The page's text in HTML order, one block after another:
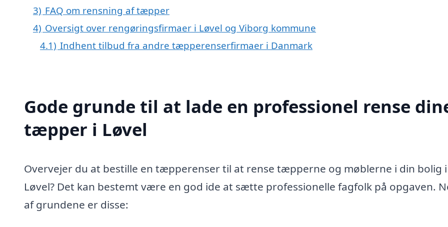
3) FAQ om rensning af tæpper
4) Oversigt over rengøringsfirmaer i Løvel og Viborg kommune
4.1) Indhent tilbud fra andre tæpperenserfirmaer i Danmark
Gode grunde til at lade en professionel rense
tæpper i Løvel
Overvejer du at bestille en tæpperenser til at rense tæpperne og møblerne i din bolig i
Løvel? Det kan bestemt være en god ide at sætte professionelle fagfolk på opgaven.
af grundene er disse: